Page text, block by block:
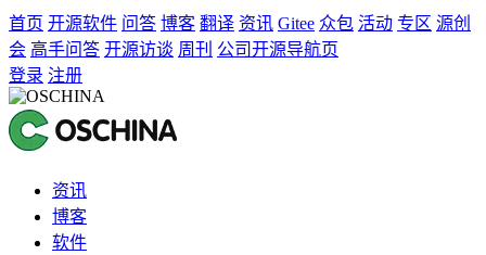
首页 开源软件 问答 博客 翻译 资讯 Gitee 众包 活动 专区 源创
会 高手问答 开源访谈 周刊 公司开源导航页
登录 注册
资讯
博客
软件